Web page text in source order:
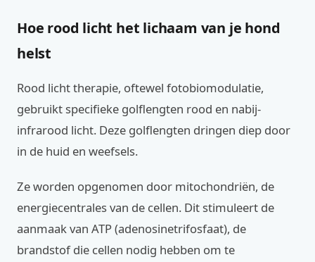
Hoe rood licht het lichaam van je hond
helst
Rood licht therapie, oftewel fotobiomodulatie,
gebruikt specifieke golflengten rood en nabij-
infrarood licht. Deze golflengten dringen diep door
in de huid en weefsels.
Ze worden opgenomen door mitochondriën, de
energiecentrales van de cellen. Dit stimuleert de
aanmaak van ATP (adenosinetrifosfaat), de
brandstof die cellen nodig hebben om te